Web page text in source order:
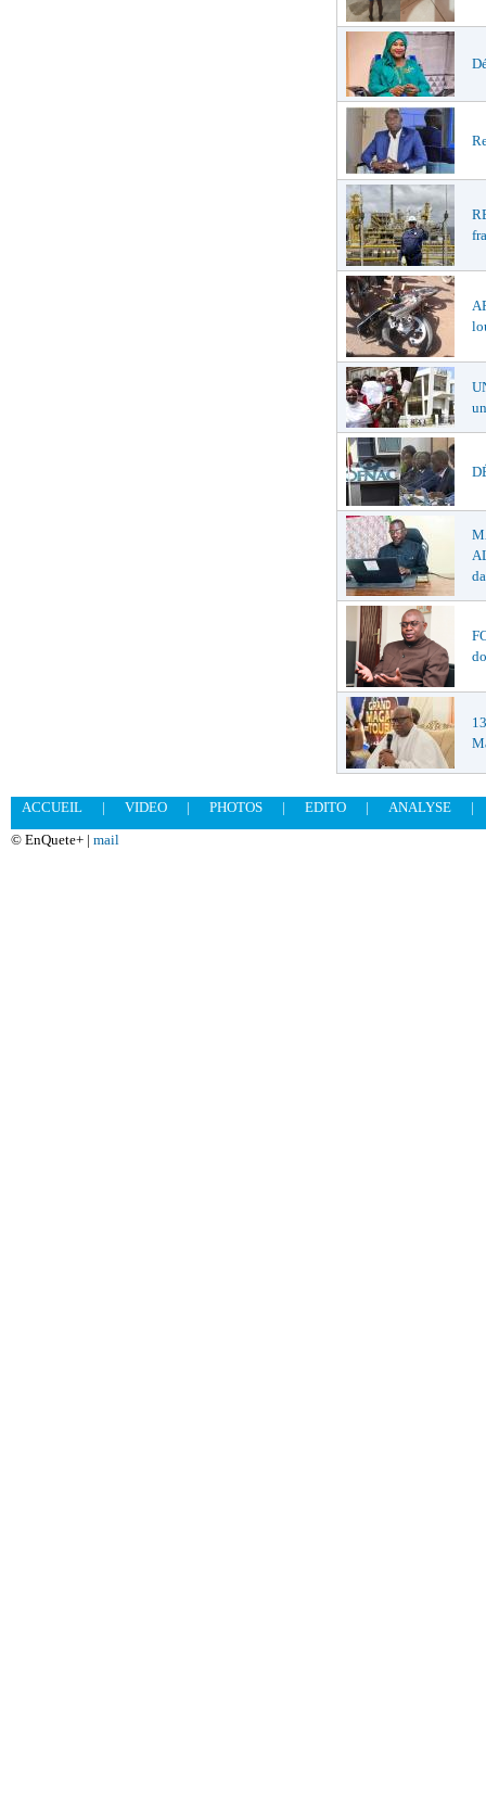
ACCUEIL | VIDEO | PHOTOS | EDITO | ANALYSE
|
© EnQuete+ | mail